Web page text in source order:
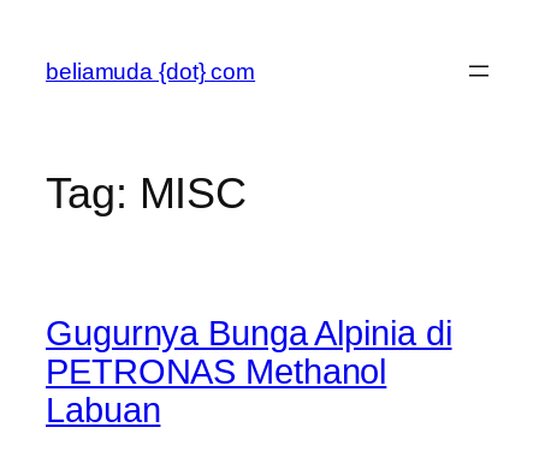
content
beliamuda {dot} com
Tag: MISC
Gugurnya Bunga Alpinia di
PETRONAS Methanol
Labuan